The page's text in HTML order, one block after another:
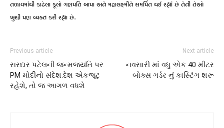
તળાવમાંથી કાઢેલા ફૂલો ગણપતિ બાપા અને મહાલક્ષ્મીને સમર્પિત થઈ રહ્યાં છે તેની તેઓ
ખુશી પણ વ્યક્ત કરી રહ્યા છે.
Previous article
સરદાર પટેલની જન્મજયંતિ પર
PM મોદીનો સંદેશ:દેશ એકજૂટ
રહેશે, તો જ આગળ વધશે
Next article
નવસારી માં વધુ એક 40 મીટર
બોક્સ ગર્ડર નું કાસ્ટિંગ શરૂ